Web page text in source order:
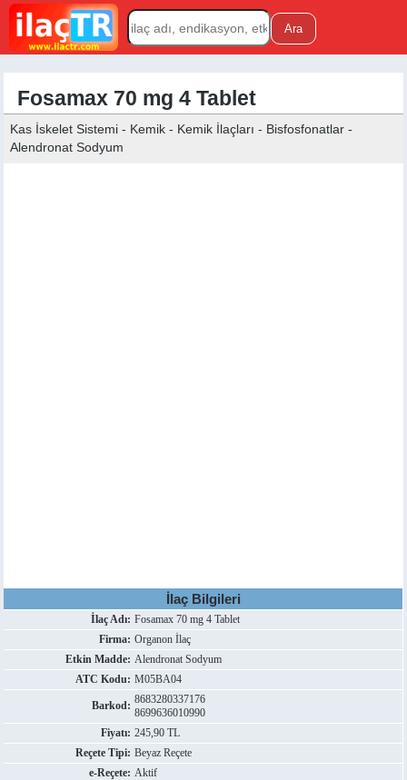
Fosamax 70 mg 4 Tablet
Kas İskelet Sistemi - Kemik - Kemik İlaçları - Bisfosfonatlar -
Alendronat Sodyum
İlaç Bilgileri
İlaç Adı: Fosamax 70 mg 4 Tablet
Firma: Organon İlaç
Etkin Madde: Alendronat Sodyum
ATC Kodu: M05BA04
Barkod: 8683280337176
8699636010990
Fiyatı: 245,90 TL
Reçete Tipi: Beyaz Reçete
e-Reçete: Aktif